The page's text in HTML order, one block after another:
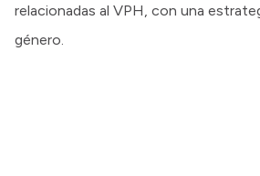
relacionadas al VPH, con una
género.